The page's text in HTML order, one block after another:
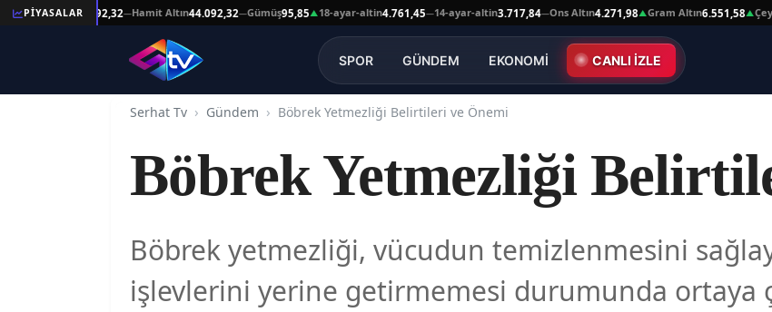
PİYASALAR
Altın44.092,32 —Hamit Altın44.092,32—Gümüş95,85▲18-ayar-altin4.761,45—14-ayar-altin3.717,84—Ons Altın4.271,98▲Gram Altın6.551,58▲Çeyrek
SPOR GÜNDEM EKONOMİ CANLI İZLE
Serhat Tv Gündem Böbrek Yetmezliği Belirtileri ve Önemi
Böbrek Yetmezliği
Böbrek yetmezliği, vücudun temizlenmesini
işlevlerini yerine getirmemesi durumunda ortaya